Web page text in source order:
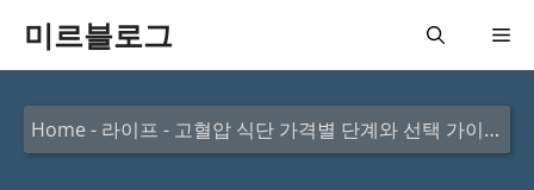
미르블로그 메
뉴
Home - 라이프 - 고혈압 식단 가격별 단계와 선택 가이드 알아보기